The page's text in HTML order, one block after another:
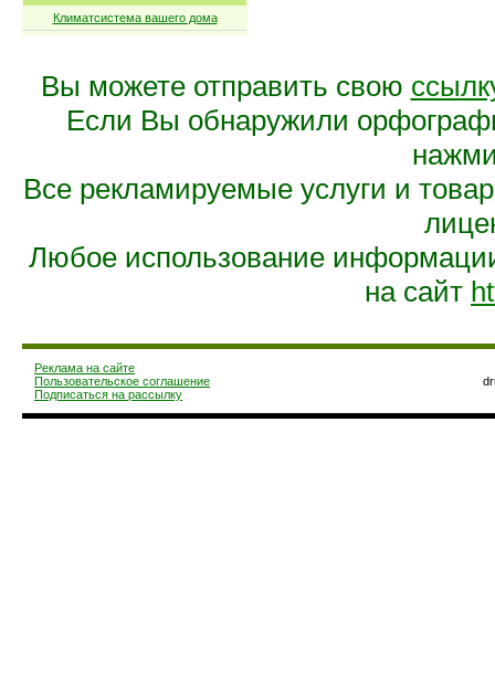
Климатсистема вашего дома
Вы можете отправить свою
Если Вы обнаружили
Все рекламируемые услуги и
Любое использование
на сайт
Реклама на сайте
Пользовательское соглашение
Подписаться на рассылку